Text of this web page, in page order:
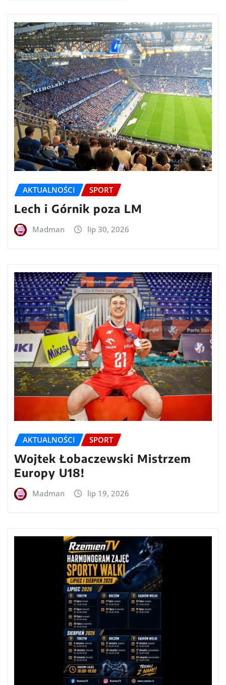
AKTUALNOŚCI SPORT
Lech i Górnik poza LM
Madman lip 30, 2026
AKTUALNOŚCI SPORT
Wojtek Łobaczewski Mistrzem
Europy U18!
Madman lip 19, 2026